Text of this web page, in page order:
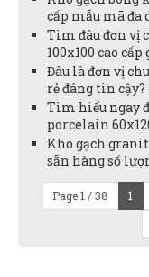
cấp mẫu mã đa
Tìm đâu đơn vị
100x100 cao
Đâu là đơn vị
rẻ đáng tin cậy?
Tìm hiểu ngay
porcelain
Kho gạch
sẵn hàng số
Page 1 / 38 1